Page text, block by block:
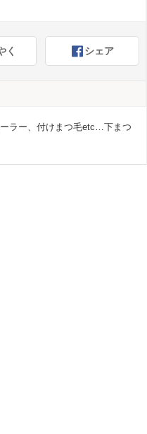
く シェア
ラー、付けまつ毛etc…下まつ